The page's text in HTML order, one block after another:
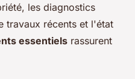
les diagnostics
travaux récents et l'état
essentiels rassurent